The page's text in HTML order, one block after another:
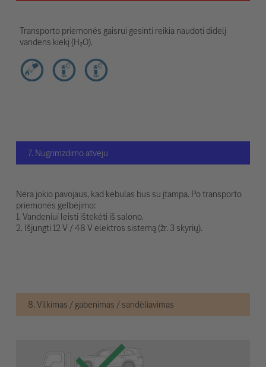
Transporto priemonės gaisrui gesinti reikia naudoti didelį
vandens kiekį (H₂O).
7. Nugrimzdimo atveju
Nėra jokio pavojaus, kad kėbulas bus su įtampa. Po transporto
priemonės gelbėjimo:
1. Vandeniui leisti ištekėti iš salono.
2. Išjungti 12 V / 48 V elektros sistemą (žr. 3 skyrių).
8. Vilkimas / gabenimas / sandėliavimas